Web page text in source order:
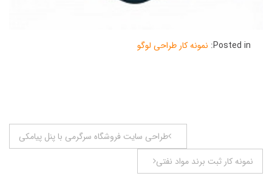
Posted in: نمونه کار طراحی لوگو
نوشته
طراحی سایت فروشگاه سرگرمی با پنل پیامکی
نمونه کار ثبت برند مواد نفتی